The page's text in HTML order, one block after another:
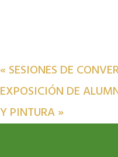
«SESIONES DE
EXPOSICIÓN DE
Y PINTURA»